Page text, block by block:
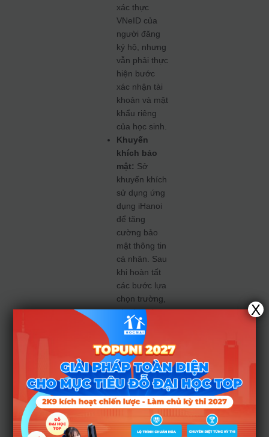
xác thực
VNeID của
người đăng
ký hộ, nhưng
vẫn phải thực
hiện bước
xác nhận tài
khoản và mật
khẩu riêng
của học sinh.
Khuyến
khích bảo
mật: Sở
khuyến khích
sử dụng ứng
dụng iHanoi
để tăng
cường bảo
mật thông tin
cá nhân. Sau
khi hoàn tất
các bước lựa
chọn trường,
phụ huynh
cũng nên tìm
hiểu trước
quy trìnhnộp
lệ phí trực
tuyếnđể
tránh lúng
túng ở các
bước sau.
X